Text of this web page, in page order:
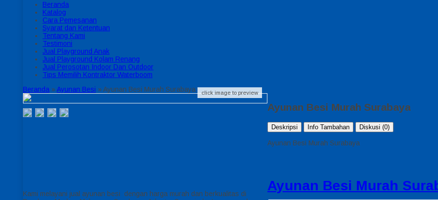
Beranda
Katalog
Cara Pemesanan
Syarat dan Ketentuan
Tentang Kami
Testimoni
Jual Playground Anak
Jual Playground Kolam Renang
Jual Perosotan Indoor Dan Outdoor
Tips Memilih Kontraktor Waterboom
Beranda »Ayunan Besi »Ayunan Besi Murah Surabaya click image to preview
Ayunan Besi Murah
Ayunan Besi Murah Surabaya
Deskripsi Info Tambahan Diskusi (0)
Ayunan Besi Murah Surabaya
Kami melayani jual ayunan besi dengan harga murah dan berkualitas di